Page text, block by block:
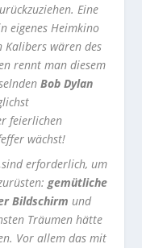
Eine
eigenes Heimkino
Kalibers wären des
rennt man diesem
Bob Dylan
feierlichen
wächst!
erforderlich, um
gemütliche
Bildschirm und
Träumen hätte
Vor allem das mit